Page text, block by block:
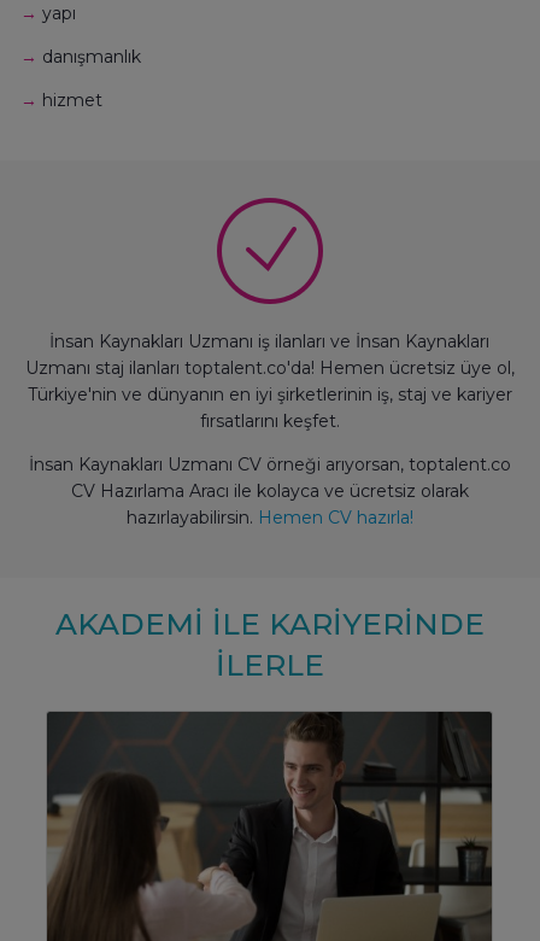
→ yapı
→ danışmanlık
→ hizmet
İnsan Kaynakları Uzmanı iş ilanları ve İnsan Kaynakları
Uzmanı staj ilanları toptalent.co'da! Hemen ücretsiz üye ol,
Türkiye'nin ve dünyanın en iyi şirketlerinin iş, staj ve kariyer
fırsatlarını keşfet.
İnsan Kaynakları Uzmanı CV örneği arıyorsan, toptalent.co
CV Hazırlama Aracı ile kolayca ve ücretsiz olarak
hazırlayabilirsin. Hemen CV hazırla!
AKADEMİ İLE KARİYERİNDE
İLERLE